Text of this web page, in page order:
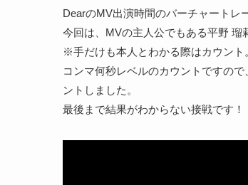
DearのMV出演時間のバーチャートレ
今回は、MVの主人公でもある平野 瑠
※手だけも本人とわかる際はカウント
コンマ何秒レベルのカウントですの
ントしました。
最後まで結果がわからない接戦です！